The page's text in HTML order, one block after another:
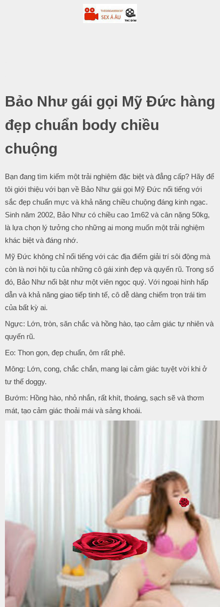
Bảo Như gái gọi Mỹ Đức hàng
đẹp chuẩn body chiều
chuộng
Bạn đang tìm kiếm một trải nghiệm đặc biệt và đẳng cấp? Hãy để
tôi giới thiệu với bạn về Bảo Như gái gọi Mỹ Đức nổi tiếng với
sắc đẹp chuẩn mực và khả năng chiều chuộng đáng kinh ngạc.
Sinh năm 2002, Bảo Như có chiều cao 1m62 và cân nặng 50kg,
là lựa chọn lý tưởng cho những ai mong muốn một trải nghiệm
khác biệt và đáng nhớ.
Mỹ Đức không chỉ nổi tiếng với các địa điểm giải trí sôi động mà
còn là nơi hội tụ của những cô gái xinh đẹp và quyến rũ. Trong số
đó, Bảo Như nổi bật như một viên ngọc quý. Với ngoại hình hấp
dẫn và khả năng giao tiếp tinh tế, cô dễ dàng chiếm trọn trái tim
của bất kỳ ai.
Ngực: Lớn, tròn, săn chắc và hồng hào, tạo cảm giác tự nhiên và
quyến rũ.
Eo: Thon gọn, đẹp chuẩn, ôm rất phê.
Mông: Lớn, cong, chắc chắn, mang lại cảm giác tuyệt vời khi ở
tư thế doggy.
Bướm: Hồng hào, nhỏ nhắn, rất khít, thoáng, sạch sẽ và thơm
mát, tạo cảm giác thoải mái và sảng khoái.